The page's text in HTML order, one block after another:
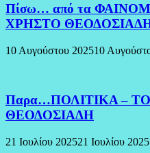
Πίσω… από τα
ΧΡΗΣΤΟ
10 Αυγούστου 202510
Παρα…ΠΟΛΙΤΙΚΑ –
ΘΕΟΔΟΣΙΑΔΗ
21 Ιουλίου 202521 Ιουλίου 2025